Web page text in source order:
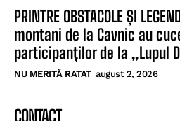
PRINTRE OBSTACOLE ȘI
montani de la Cavnic au
participanților de la „Lupul
NU MERITĂ RATAT august 2, 2026
CONTACT